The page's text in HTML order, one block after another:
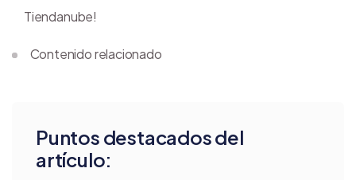
Puntos destacados del
artículo:
Tiendanube!
Contenido relacionado